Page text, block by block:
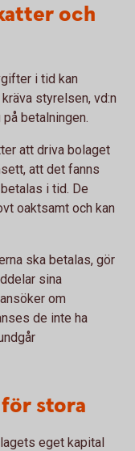
och
i tid kan
styrelsen, vd:n
betalningen.
att driva bolaget
att det fanns
i tid. De
oaktsamt och kan
ska betalas, gör
sina
om
de inte ha
stora
eget kapital